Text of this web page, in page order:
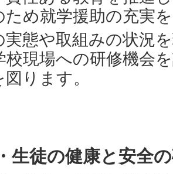
ため就学援助の充実
実態や取組みの状況
校現場への研修機会
ります。
徒の健康と安全